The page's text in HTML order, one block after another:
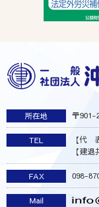
所在地 〒901-
TEL
【代
【建
FAX 098-
Mail